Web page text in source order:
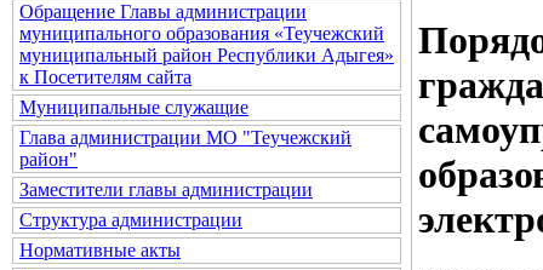
Обращение Главы администрации
муниципального образования «Теучежский
муниципальный район Республики Адыгея»
к Посетителям сайта
Муниципальные служащие
Глава администрации МО "Теучежский
район"
Заместители главы администрации
Структура администрации
Нормативные акты